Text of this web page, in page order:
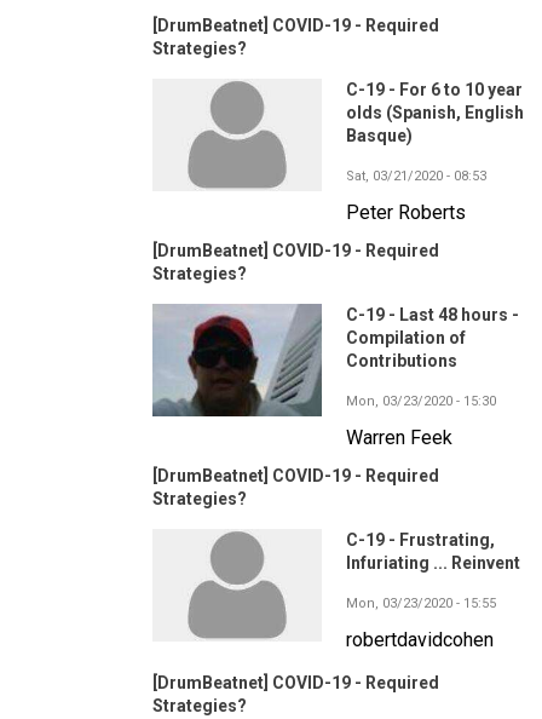
[DrumBeatnet] COVID-19 - Required
Strategies?
C-19 - For 6 to 10 year
olds (Spanish, English,
Basque)
Sat, 03/21/2020 - 08:53
Peter Roberts
[DrumBeatnet] COVID-19 - Required
Strategies?
C-19 - Last 48 hours -
Compilation of
Contributions
Mon, 03/23/2020 - 15:30
Warren Feek
[DrumBeatnet] COVID-19 - Required
Strategies?
C-19 - Frustrating,
Infuriating ... Reinvent
Mon, 03/23/2020 - 15:55
robertdavidcohen
[DrumBeatnet] COVID-19 - Required
Strategies?